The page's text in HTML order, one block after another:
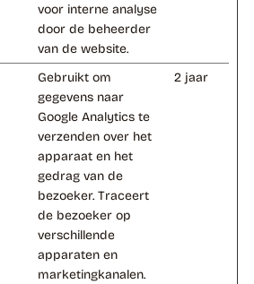
voor interne analyse
door de beheerder
van de website.
Gebruikt om
gegevens naar
Google Analytics te
verzenden over het
apparaat en het
gedrag van de
bezoeker. Traceert
de bezoeker op
verschillende
apparaten en
marketingkanalen.
2 jaar